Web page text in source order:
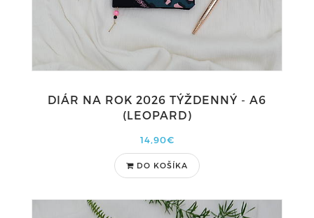
DIÁR NA ROK 2026 TÝŽDENNÝ - A6
(LEOPARD)
14,90€
DO KOŠÍKA